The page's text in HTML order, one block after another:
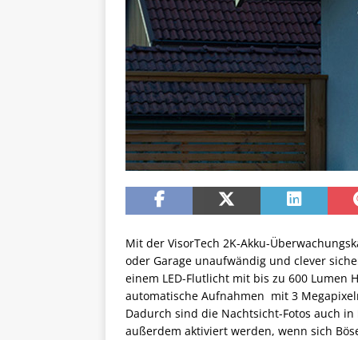
Mit der VisorTech 2K-Akku-
oder Garage unaufwändig und clever
einem LED-Flutlicht mit bis zu 600 Lumen
automatische Aufnahmen mit 3
Dadurch sind die Nachtsicht-Fotos auch
außerdem aktiviert werden, wenn sich